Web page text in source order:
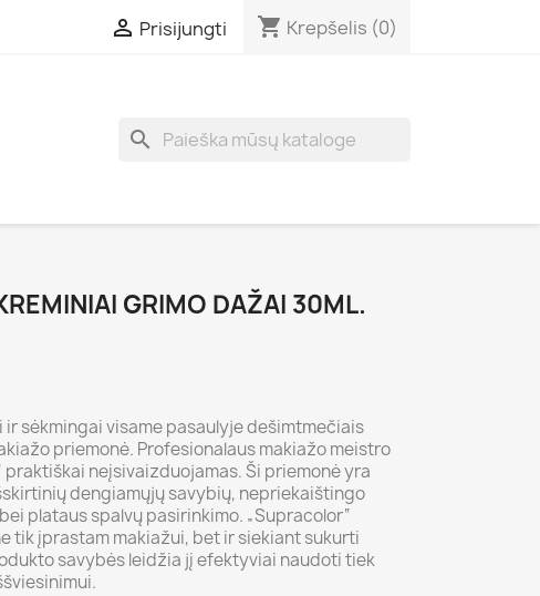
 Prisijungti shopping_cart Krepšelis (0)
search
GRIMO DAŽAI 30ML.
ir sėkmingai visame pasaulyje dešimtmečiais
priemonė. Profesionalaus makiažo meistro
praktiškai neįsivaizduojamas. Ši priemonė yra
dengiamųjų savybių, nepriekaištingo
plataus spalvų pasirinkimo. „Supracolor“
tik įprastam makiažui, bet ir siekiant sukurti
savybės leidžia jį efektyviai naudoti tiek